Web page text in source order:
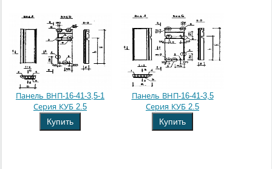
Панель ВНП-16-41-3,5-1
Серия КУБ 2.5
Купить
Панель ВНП-16-41-3,5
Серия КУБ 2.5
Купить